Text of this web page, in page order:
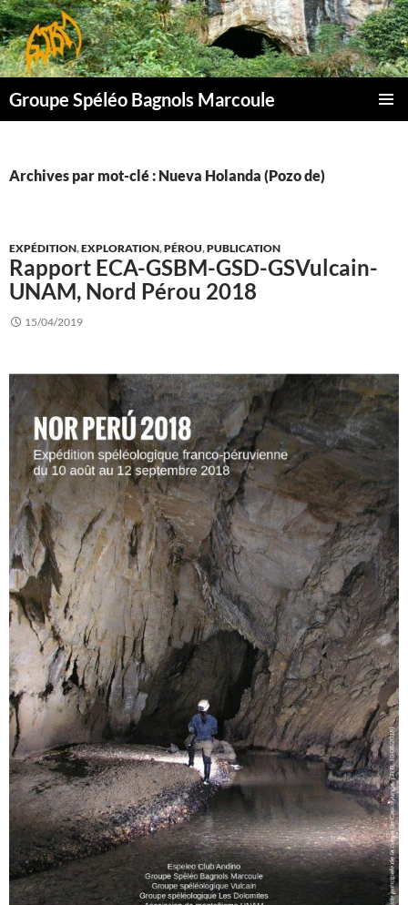
Aller
au
contenu
Groupe Spéléo Bagnols Marcoule
Archives par mot-clé : Nueva Holanda (Pozo de)
EXPÉDITION,EXPLORATION,PÉROU,PUBLICATION
Rapport ECA-GSBM-GSD-GSVulcain-
UNAM, Nord Pérou 2018
15/04/2019